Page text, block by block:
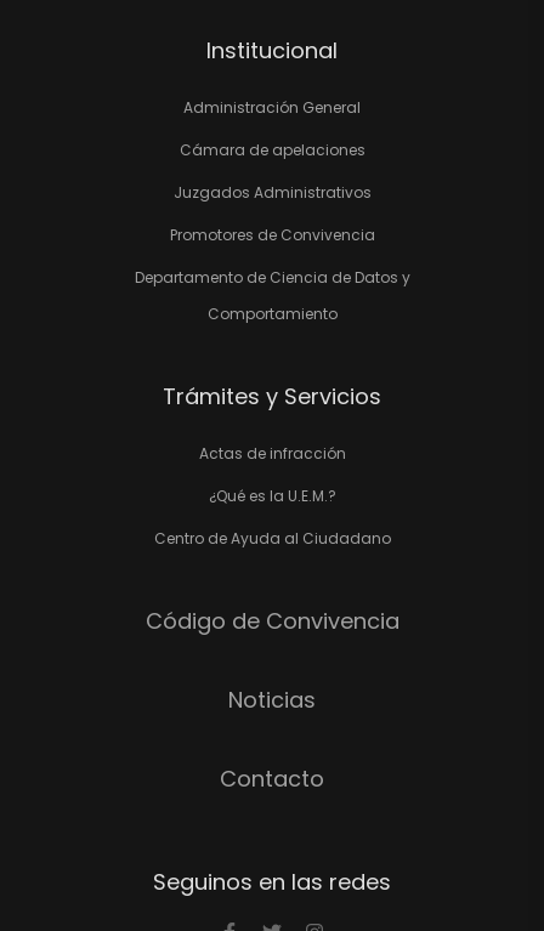
Institucional
Administración General
Cámara de apelaciones
Juzgados Administrativos
Promotores de Convivencia
Departamento de Ciencia de Datos y
Comportamiento
Trámites y Servicios
Actas de infracción
¿Qué es la U.E.M.?
Centro de Ayuda al Ciudadano
Código de Convivencia
Noticias
Contacto
Seguinos en las redes